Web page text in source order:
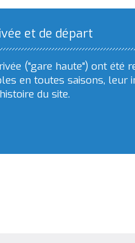
et de départ
("gare haute") ont
en toutes saisons, leur
du site.